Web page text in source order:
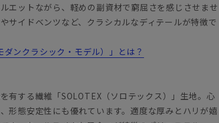
エットながら、軽めの副資材で窮屈さを感じさせませ
サイドベンツなど、クラシカルなディテールが特徴で
ダンクラシック・モデル）」とは？
有する繊維「SOLOTEX（ソロテックス）」生地。心
形態安定性にも優れています。適度な厚みとハリが嬉